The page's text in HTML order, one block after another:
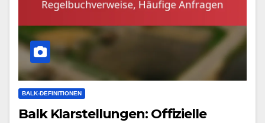
BALK-DEFINITIONEN
Balk Klarstellungen: Offizielle